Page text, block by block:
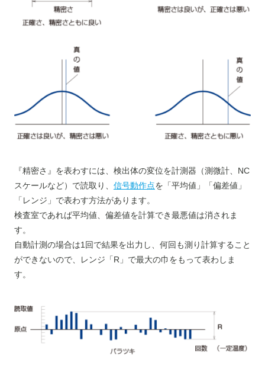
『精密さ』を表わすには、検出体の変位を計測器（測微計、NC
スケールなど）で読取り、 信号動作点を「平均値」「偏差値」
「レンジ」で表わす方法があります。
検査室であれば平均値、偏差値を計算でき最悪値は消されま
す。
自動計測の場合は1回で結果を出力し、何回も測り計算すること
ができないので、レンジ「R」で最大の巾をもって表わしま
す。